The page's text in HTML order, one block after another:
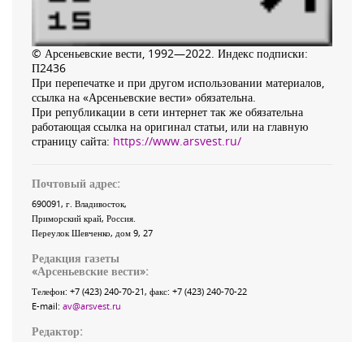
© Арсеньевские вести, 1992—2022. Индекс подписки:
П2436
При перепечатке и при другом использовании материалов,
ссылка на «Арсеньевские вести» обязательна.
При републикации в сети интернет так же обязательна
работающая ссылка на оригинал статьи, или на главную
страницу сайта: https://www.arsvest.ru/
Почтовый адрес:
690091, г. Владивосток,
Приморский край, Россия
Переулок Шевченко, дом 9, 27
Редакция газеты
«Арсеньевские вести»:
Телефон: +7 (423) 240-70-21, факс: +7 (423) 240-70-22
E-mail: av@arsvest.ru
Редактор: